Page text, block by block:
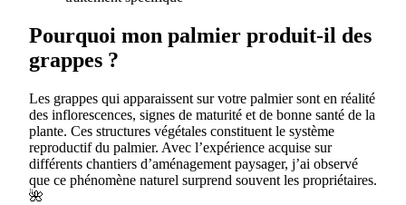
Pourquoi mon palmier produit-il des
grappes ?
Les grappes qui apparaissent sur votre palmier sont en réalité
des inflorescences, signes de maturité et de bonne santé de la
plante. Ces structures végétales constituent le système
reproductif du palmier. Avec l’expérience acquise sur
différents chantiers d’aménagement paysager, j’ai observé
que ce phénomène naturel surprend souvent les propriétaires.
🌺